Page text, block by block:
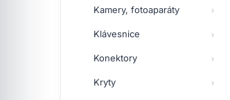
Kamery, fotoaparáty
Klávesnice
Konektory
Kryty